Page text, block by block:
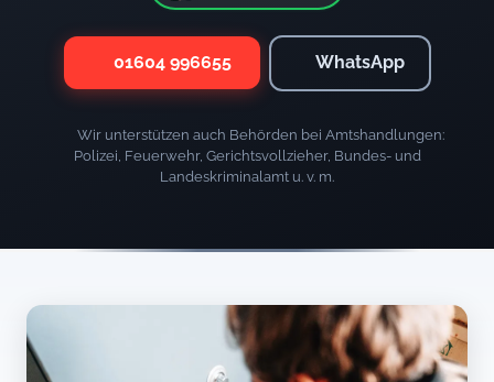
01604 996655 WhatsApp
Wir unterstützen auch Behörden bei Amtshandlungen:
Polizei, Feuerwehr, Gerichtsvollzieher, Bundes- und
Landeskriminalamt u. v. m.